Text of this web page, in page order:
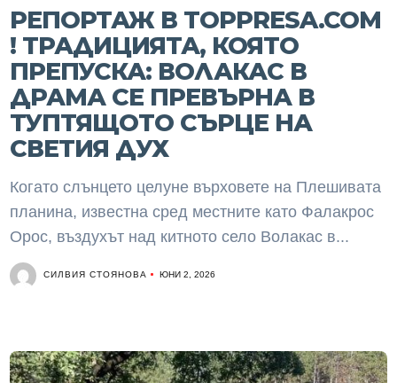
РЕПОРТАЖ В TOPPRESA.COM
! ТРАДИЦИЯТА, КОЯТО
ПРЕПУСКА: ВОЛАКАС В
ДРАМА СЕ ПРЕВЪРНА В
ТУПТЯЩОТО СЪРЦЕ НА
СВЕТИЯ ДУХ
Когато слънцето целуне върховете на Плешивата
планина, известна сред местните като Фалакрос
Орос, въздухът над китното село Волакас в...
СИЛВИЯ СТОЯНОВА ЮНИ 2, 2026